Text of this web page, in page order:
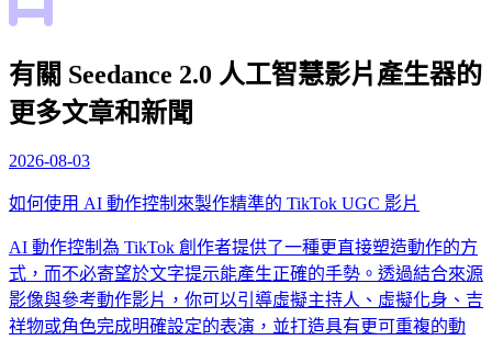
有關 Seedance 2.0 人工智慧影片產生器的
更多文章和新聞
2026-08-03
如何使用 AI 動作控制來製作精準的 TikTok UGC 影片
AI 動作控制為 TikTok 創作者提供了一種更直接塑造動作的方
式，而不必寄望於文字提示能產生正確的手勢。透過結合來源
影像與參考動作影片，你可以引導虛擬主持人、虛擬化身、吉
祥物或角色完成明確設定的表演，並打造具有更可重複的動